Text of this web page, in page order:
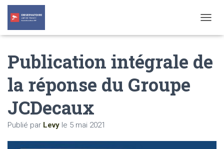
O
L
Publication intégrale de
la réponse du Groupe
JCDecaux
Publié par Levy le 5 mai 2021